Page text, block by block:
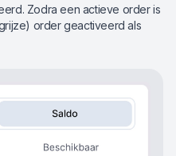
Zodra een actieve order is
order geactiveerd als